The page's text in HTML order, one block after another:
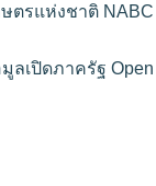
ตรแห่งชาติ NABC
ลเปิดภาครัฐ Open